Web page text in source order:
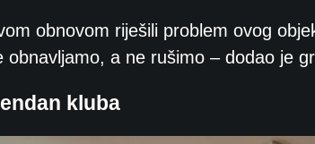
obnovom riješili problem ovog
a ne rušimo – dodao je
kluba